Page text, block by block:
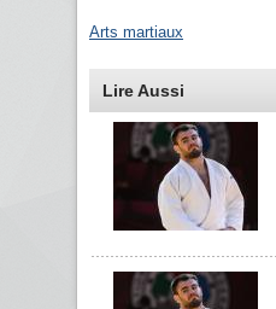
Arts martiaux
Lire Aussi